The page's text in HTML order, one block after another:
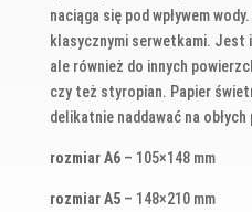
naciąga się pod wpływem
klasycznymi serwetkami. Jest
ale również do innych
czy też styropian. Papier
delikatnie naddawać na
rozmiar A6 – 105×148 mm
rozmiar A5– 148×210 mm